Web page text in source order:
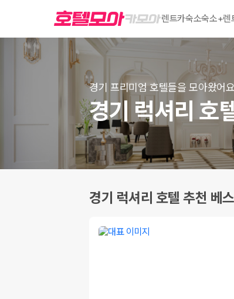
렌트카숙소숙소+렌
경기 프리미엄 호텔들을 모아왔어요
경기 럭셔리 호
경기 럭셔리 호텔 추천 베